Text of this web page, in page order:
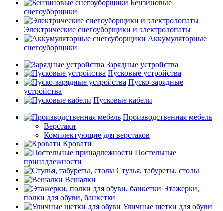
Бензиновые
снегоуборщики
Электрические снегоуборщики и электролопаты
Аккумуляторные
снегоуборщики
Зарядные устройства
Пусковые устройства
Пуско-зарядные
устройства
Пусковые кабели
Производственная мебель
Верстаки
Комплектующие для верстаков
Кровати
Постельные
принадлежности
Стулья, табуреты, столы
Вешалки
Этажерки,
полки для обуви, банкетки
Уличные щетки для обуви